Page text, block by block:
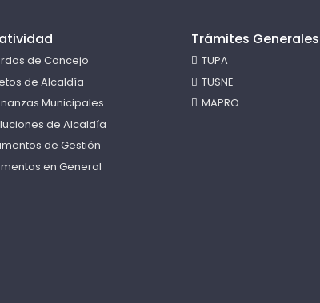
de Concejo
de Alcaldía
Municipales
de Alcaldía
de Gestión
en General
Trámites Generales
TUPA
TUSNE
MAPRO